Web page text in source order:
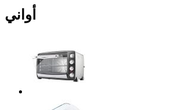
أواني